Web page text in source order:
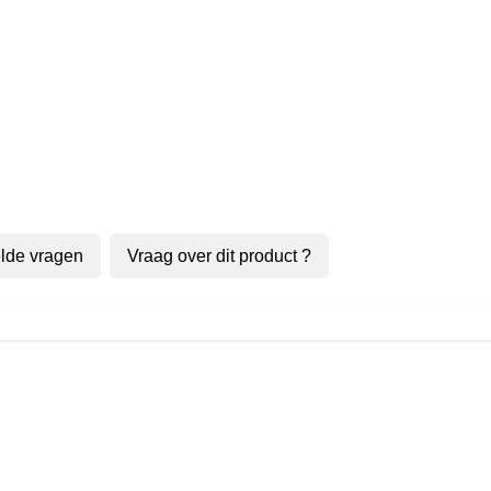
vragen Vraag over dit product ?